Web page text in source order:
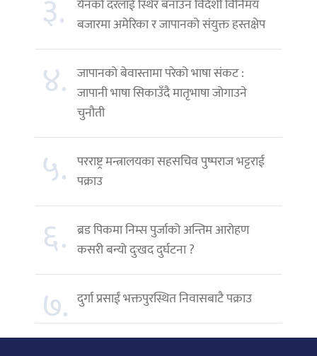
३.
येनको दरलाई स्थिर बनाउन विदेशी विनिमय
बजारमा अमेरिका र जापानको संयुक्त हस्तक्षेप
४. जापानको बेवास्तामा परेको भाषा संकट :
जापानी भाषा सिकाउँदै मातृभाषा जोगाउने
चुनौती
५. परराष्ट्र मन्त्रालयका सहसचिव पुष्पराज भट्टराई
पक्राउ
६. ब्रड पिकमा निम्स पुर्जाको अन्तिम आरोहण
कसरी बन्यो दुःखद दुर्घटना ?
७. दुर्गा प्रसाईं भक्तपुरस्थित निवासबाटै पक्राउ